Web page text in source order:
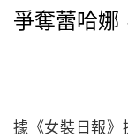
爭奪蕾哈娜
據《女裝日報》